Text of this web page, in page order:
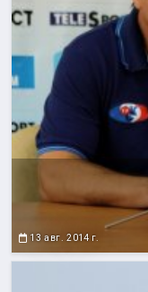
13 авг. 2014 г.